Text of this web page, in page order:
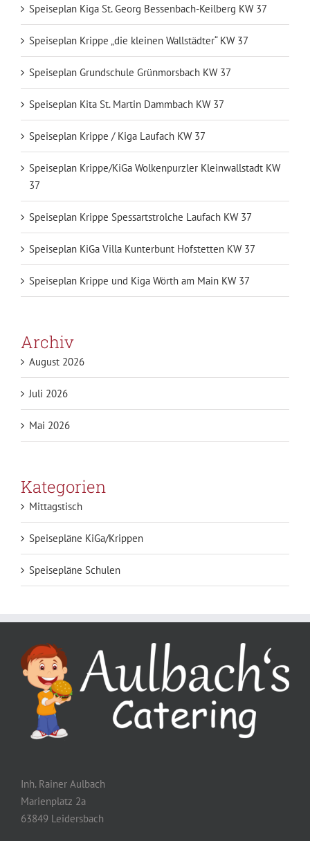
Speiseplan Kiga St. Georg Bessenbach-Keilberg KW 37
Speiseplan Krippe „die kleinen Wallstädter“ KW 37
Speiseplan Grundschule Grünmorsbach KW 37
Speiseplan Kita St. Martin Dammbach KW 37
Speiseplan Krippe / Kiga Laufach KW 37
Speiseplan Krippe/KiGa Wolkenpurzler Kleinwallstadt KW
37
Speiseplan Krippe Spessartstrolche Laufach KW 37
Speiseplan KiGa Villa Kunterbunt Hofstetten KW 37
Speiseplan Krippe und Kiga Wörth am Main KW 37
Archiv
August 2026
Juli 2026
Mai 2026
Kategorien
Mittagstisch
Speisepläne KiGa/Krippen
Speisepläne Schulen
Inh. Rainer Aulbach
Marienplatz 2a
63849 Leidersbach